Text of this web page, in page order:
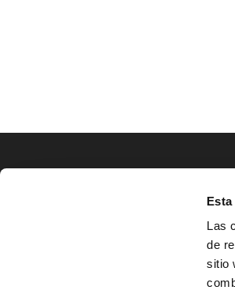
Las
de
sitio
LOCALIZACIÓN
Av. Zaragoza,
31500 Tudela,